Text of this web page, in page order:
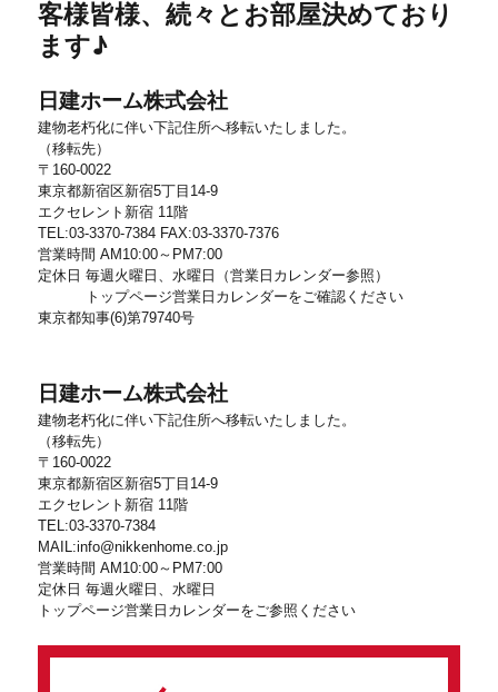
ン
投
稿:
客様皆様、続々とお部屋決めており
ます♪
日建ホーム株式会社
建物老朽化に伴い下記住所へ移転いたしました。
（移転先）
〒160-0022
東京都新宿区新宿5丁目14-9
エクセレント新宿 11階
TEL:03-3370-7384 FAX:03-3370-7376
営業時間 AM10:00～PM7:00
定休日 毎週火曜日、水曜日（営業日カレンダー参照）
トップページ営業日カレンダーをご確認ください
東京都知事(6)第79740号
日建ホーム株式会社
建物老朽化に伴い下記住所へ移転いたしました。
（移転先）
〒160-0022
東京都新宿区新宿5丁目14-9
エクセレント新宿 11階
TEL:03-3370-7384
MAIL:info@nikkenhome.co.jp
営業時間 AM10:00～PM7:00
定休日 毎週火曜日、水曜日
トップページ営業日カレンダーをご参照ください